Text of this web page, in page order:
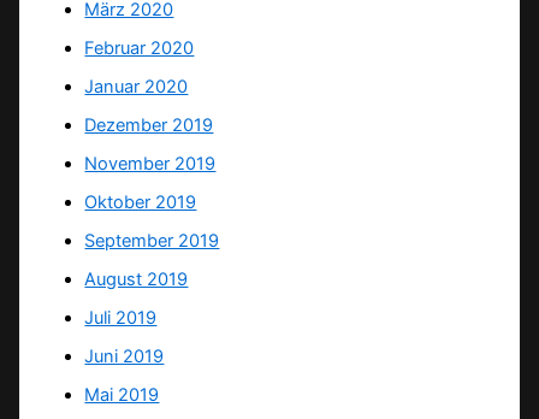
März 2020
Februar 2020
Januar 2020
Dezember 2019
November 2019
Oktober 2019
September 2019
August 2019
Juli 2019
Juni 2019
Mai 2019